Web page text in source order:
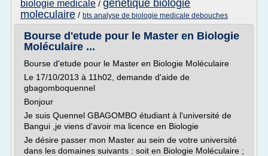
biologie medicale / genetique biologie
moleculaire / bts analyse de biologie medicale debouches
Bourse d'etude pour le Master en Biologie
Moléculaire ...
Bourse d'etude pour le Master en Biologie Moléculaire
Le 17/10/2013 à 11h02, demande d'aide de
gbagomboquennel
Bonjour
Je suis Quennel GBAGOMBO étudiant à l'université de
Bangui ,je viens d'avoir ma licence en Biologie
Je désire passer mon Master au sein de votre université
dans les domaines suivants : soit en Biologie Moléculaire ;